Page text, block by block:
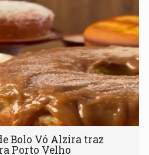
Bolo Vó Alzira traz
Porto Velho